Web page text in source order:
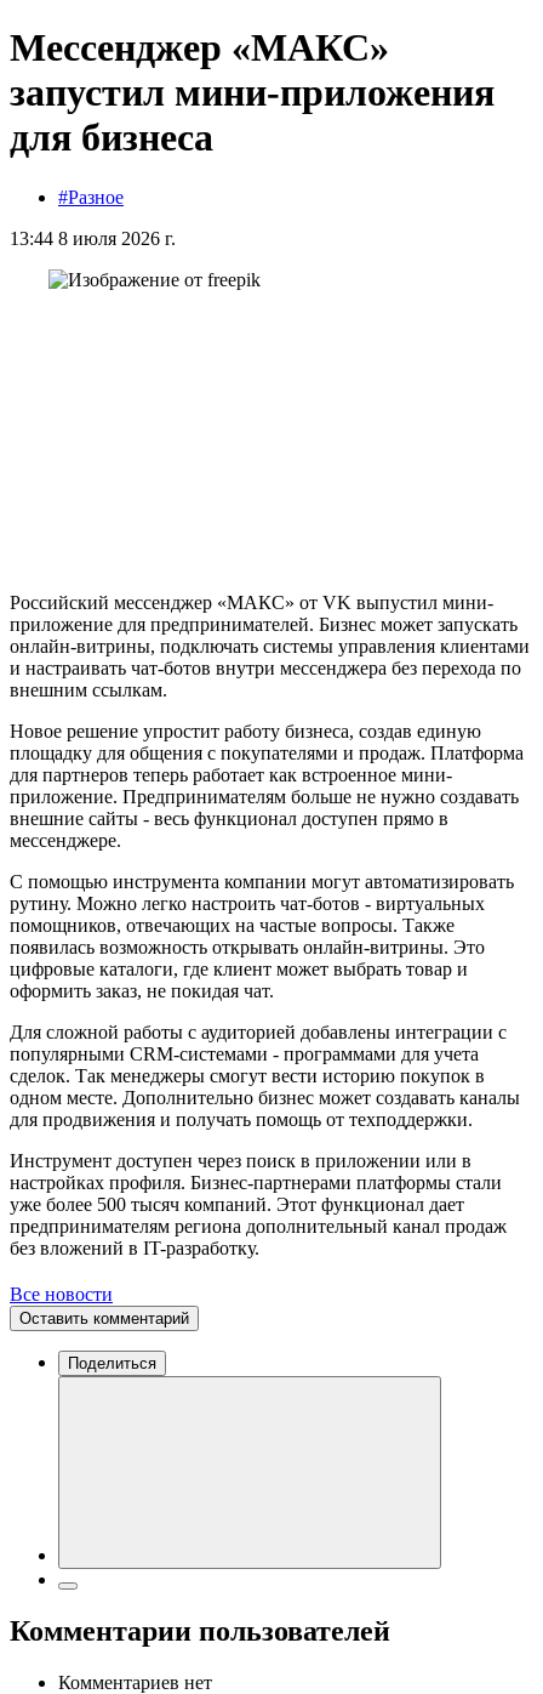
Мессенджер «МАКС»
запустил мини-приложения
для бизнеса
#Разное
13:44 8 июля 2026 г.
Российский мессенджер «МАКС» от VK выпустил мини-
приложение для предпринимателей. Бизнес может запускать
онлайн-витрины, подключать системы управления клиентами
и настраивать чат-ботов внутри мессенджера без перехода по
внешним ссылкам.
Новое решение упростит работу бизнеса, создав единую
площадку для общения с покупателями и продаж. Платформа
для партнеров теперь работает как встроенное мини-
приложение. Предпринимателям больше не нужно создавать
внешние сайты - весь функционал доступен прямо в
мессенджере.
С помощью инструмента компании могут автоматизировать
рутину. Можно легко настроить чат-ботов - виртуальных
помощников, отвечающих на частые вопросы. Также
появилась возможность открывать онлайн-витрины. Это
цифровые каталоги, где клиент может выбрать товар и
оформить заказ, не покидая чат.
Для сложной работы с аудиторией добавлены интеграции с
популярными CRM-системами - программами для учета
сделок. Так менеджеры смогут вести историю покупок в
одном месте. Дополнительно бизнес может создавать каналы
для продвижения и получать помощь от техподдержки.
Инструмент доступен через поиск в приложении или в
настройках профиля. Бизнес-партнерами платформы стали
уже более 500 тысяч компаний. Этот функционал дает
предпринимателям региона дополнительный канал продаж
без вложений в IT-разработку.
Все новости
Оставить комментарий
Поделиться
Комментарии пользователей
Комментариев нет